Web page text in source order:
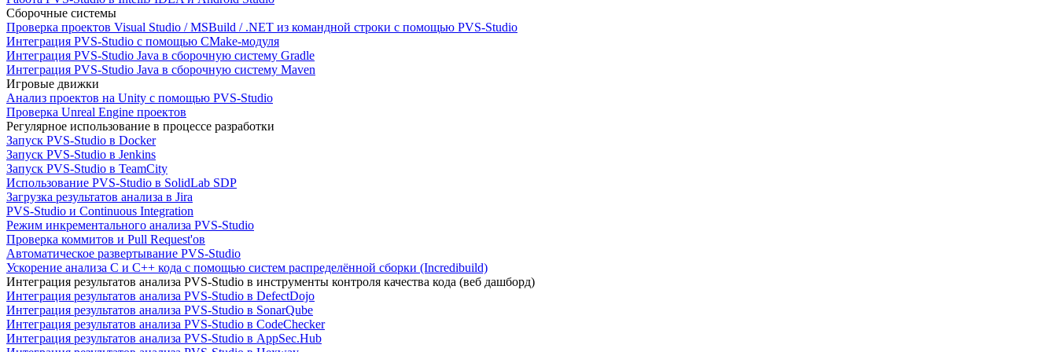
Сборочные системы
Проверка проектов Visual Studio / MSBuild / .NET из командной строки с помощью PVS-Studio
Интеграция PVS-Studio с помощью CMake-модуля
Интеграция PVS-Studio Java в сборочную систему Gradle
Интеграция PVS-Studio Java в сборочную систему Maven
Игровые движки
Анализ проектов на Unity с помощью PVS-Studio
Проверка Unreal Engine проектов
Регулярное использование в процессе разработки
Запуск PVS-Studio в Docker
Запуск PVS-Studio в Jenkins
Запуск PVS-Studio в TeamCity
Использование PVS-Studio в SolidLab SDP
Загрузка результатов анализа в Jira
PVS-Studio и Continuous Integration
Режим инкрементального анализа PVS-Studio
Проверка коммитов и Pull Request'ов
Автоматическое развертывание PVS-Studio
Ускорение анализа C и C++ кода с помощью систем распределённой сборки (Incredibuild)
Интеграция результатов анализа PVS-Studio в инструменты контроля качества кода (веб дашборд)
Интеграция результатов анализа PVS-Studio в DefectDojo
Интеграция результатов анализа PVS-Studio в SonarQube
Интеграция результатов анализа PVS-Studio в CodeChecker
Интеграция результатов анализа PVS-Studio в AppSec.Hub